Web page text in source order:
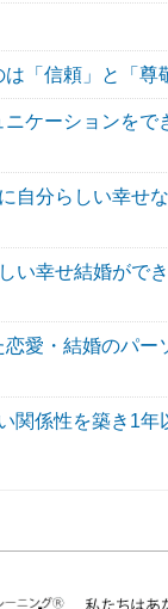
「信頼」と「尊
ケーションを
自分らしい幸せ
い幸せ結婚がで
愛・結婚のパ
関係性を築き1